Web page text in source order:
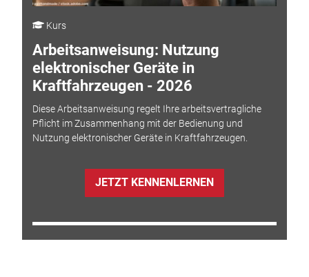
Kurs
Arbeitsanweisung: Nutzung
elektronischer Geräte in
Kraftfahrzeugen - 2026
Diese Arbeitsanweisung regelt Ihre arbeitsvertragliche
Pflicht im Zusammenhang mit der Bedienung und
Nutzung elektronischer Geräte in Kraftfahrzeugen.
JETZT KENNENLERNEN